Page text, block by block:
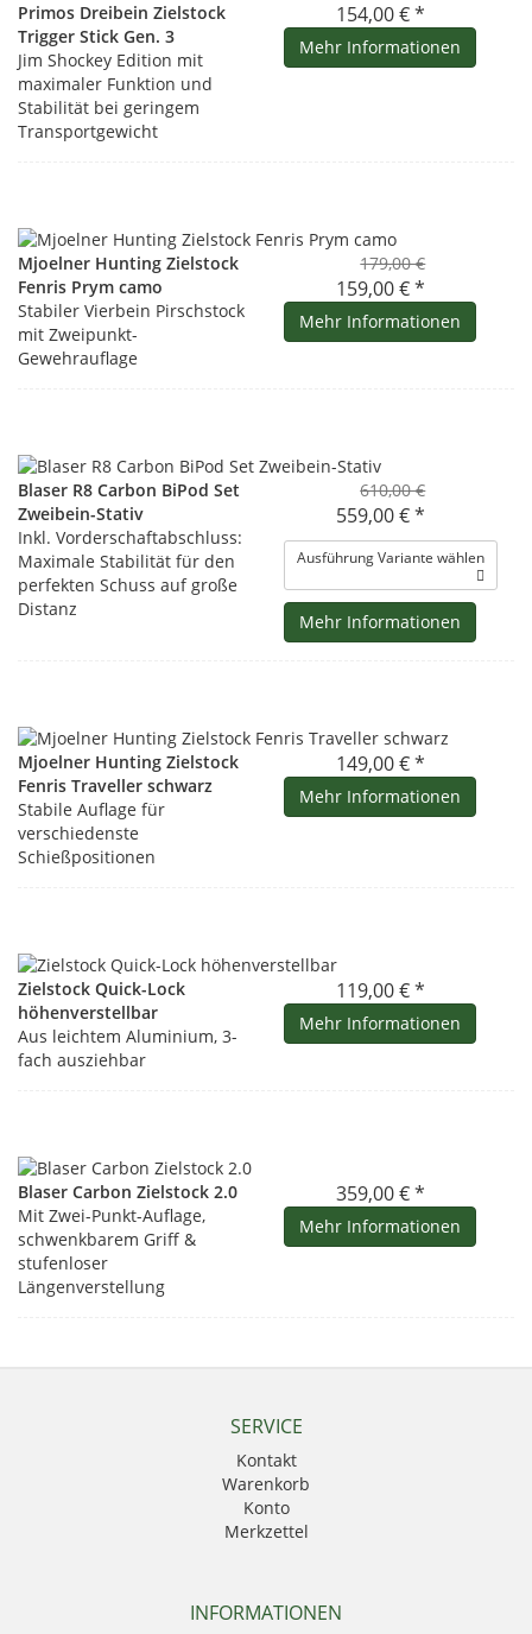
Primos Dreibein Zielstock
Trigger Stick Gen. 3
Jim Shockey Edition mit
maximaler Funktion und
Stabilität bei geringem
Transportgewicht
154,00 € *
Mehr Informationen
Mjoelner Hunting Zielstock
Fenris Prym camo
Stabiler Vierbein Pirschstock
mit Zweipunkt-
Gewehrauflage
179,00 €
159,00 € *
Mehr Informationen
Blaser R8 Carbon BiPod Set
Zweibein-Stativ
Inkl. Vorderschaftabschluss:
Maximale Stabilität für den
perfekten Schuss auf große
Distanz
610,00 €
559,00 € *
Ausführung Variante wählen
Mehr Informationen
Mjoelner Hunting Zielstock
Fenris Traveller schwarz
Stabile Auflage für
verschiedenste
Schießpositionen
149,00 € *
Mehr Informationen
Zielstock Quick-Lock
höhenverstellbar
Aus leichtem Aluminium, 3-
fach ausziehbar
119,00 € *
Mehr Informationen
Blaser Carbon Zielstock 2.0
Mit Zwei-Punkt-Auflage,
schwenkbarem Griff &
stufenloser
Längenverstellung
359,00 € *
Mehr Informationen
SERVICE
Kontakt
Warenkorb
Konto
Merkzettel
INFORMATIONEN